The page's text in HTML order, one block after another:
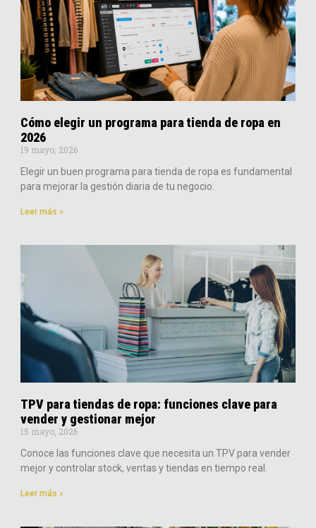
Cómo elegir un programa para tienda de ropa en
2026
19 mayo, 2026
Elegir un buen programa para tienda de ropa es fundamental
para mejorar la gestión diaria de tu negocio.
Leer más »
TPV para tiendas de ropa: funciones clave para
vender y gestionar mejor
15 mayo, 2026
Conoce las funciones clave que necesita un TPV para vender
mejor y controlar stock, ventas y tiendas en tiempo real.
Leer más »